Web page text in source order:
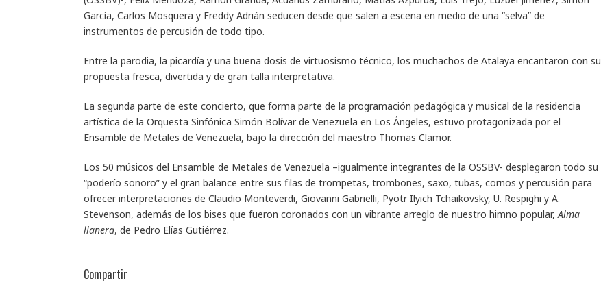
García, Carlos Mosquera y Freddy Adrián seducen desde que salen a escena en medio de una “selva” de
instrumentos de percusión de todo tipo.
Entre la parodia, la picardía y una buena dosis de virtuosismo técnico, los muchachos de Atalaya encantaron con su
propuesta fresca, divertida y de gran talla interpretativa.
La segunda parte de este concierto, que forma parte de la programación pedagógica y musical de la residencia
artística de la Orquesta Sinfónica Simón Bolívar de Venezuela en Los Ángeles, estuvo protagonizada por el
Ensamble de Metales de Venezuela, bajo la dirección del maestro Thomas Clamor.
Los 50 músicos del Ensamble de Metales de Venezuela –igualmente integrantes de la OSSBV- desplegaron todo su
“poderío sonoro” y el gran balance entre sus filas de trompetas, trombones, saxo, tubas, cornos y percusión para
ofrecer interpretaciones de Claudio Monteverdi, Giovanni Gabrielli, Pyotr Ilyich Tchaikovsky, U. Respighi y A.
Stevenson, además de los bises que fueron coronados con un vibrante arreglo de nuestro himno popular,Alma
llanera, de Pedro Elías Gutiérrez.
Compartir